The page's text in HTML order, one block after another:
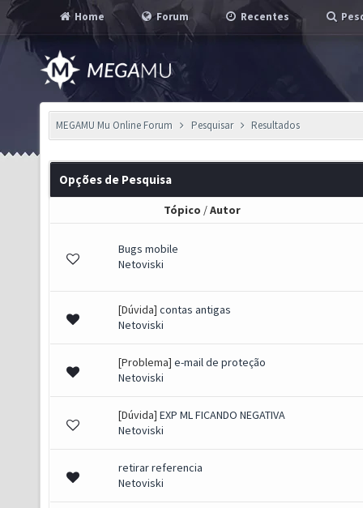
Home Forum Recentes
MEGAMU Mu Online Forum Pesquisar Resultados
Opções de Pesquisa
Tópico /Autor
Bugs mobile
Netoviski
[Dúvida] contas antigas
Netoviski
[Problema] e-mail de proteção
Netoviski
[Dúvida] EXP ML FICANDO NEGATIVA
Netoviski
retirar referencia
Netoviski